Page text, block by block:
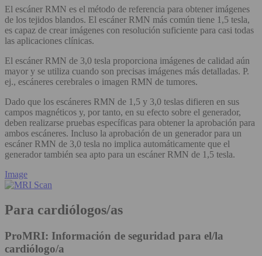
El escáner RMN es el método de referencia para obtener imágenes
de los tejidos blandos. El escáner RMN más común tiene 1,5 tesla,
es capaz de crear imágenes con resolución suficiente para casi todas
las aplicaciones clínicas.
El escáner RMN de 3,0 tesla proporciona imágenes de calidad aún
mayor y se utiliza cuando son precisas imágenes más detalladas. P.
ej., escáneres cerebrales o imagen RMN de tumores.
Dado que los escáneres RMN de 1,5 y 3,0 teslas difieren en sus
campos magnéticos y, por tanto, en su efecto sobre el generador,
deben realizarse pruebas específicas para obtener la aprobación para
ambos escáneres. Incluso la aprobación de un generador para un
escáner RMN de 3,0 tesla no implica automáticamente que el
generador también sea apto para un escáner RMN de 1,5 tesla.
Image
Para cardiólogos/as
ProMRI: Información de seguridad para el/la
cardiólogo/a